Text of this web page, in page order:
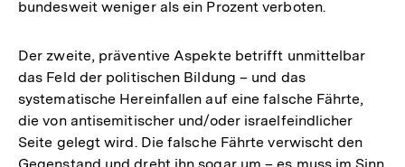
bundesweit weniger als ein Prozent verboten.
Der zweite, präventive Aspekte betrifft unmittelbar
das Feld der politischen Bildung – und das
systematische Hereinfallen auf eine falsche Fährte,
die von antisemitischer und/oder israelfeindlicher
Seite gelegt wird. Die falsche Fährte verwischt den